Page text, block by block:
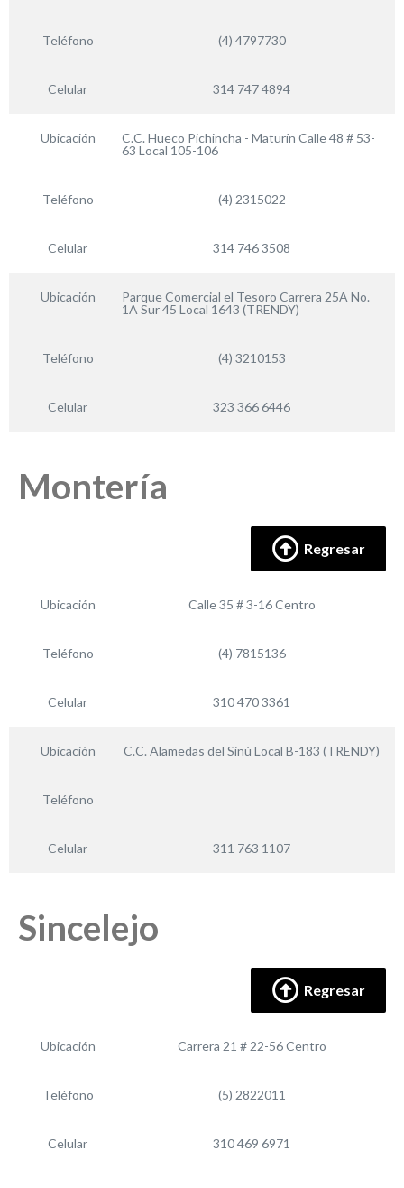
Teléfono (4) 4797730
Celular 314 747 4894
Ubicación
C.C. Hueco Pichincha - Maturín Calle 48 # 53-
63 Local 105-106
Teléfono (4) 2315022
Celular 314 746 3508
Ubicación
Parque Comercial el Tesoro Carrera 25A No.
1A Sur 45 Local 1643 (TRENDY)
Teléfono (4) 3210153
Celular 323 366 6446
Montería
Regresar
Ubicación Calle 35 # 3-16 Centro
Teléfono (4) 7815136
Celular 310 470 3361
Ubicación C.C. Alamedas del Sinú Local B-183 (TRENDY)
Teléfono
Celular 311 763 1107
Sincelejo
Regresar
Ubicación Carrera 21 # 22-56 Centro
Teléfono (5) 2822011
Celular 310 469 6971